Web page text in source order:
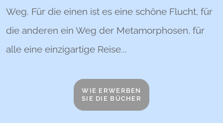
Weg. Für die einen ist es eine schöne Flucht, für
die anderen ein Weg der Metamorphosen, für
alle eine einzigartige Reise...
WIE ERWERBEN
SIE DIE BÜCHER